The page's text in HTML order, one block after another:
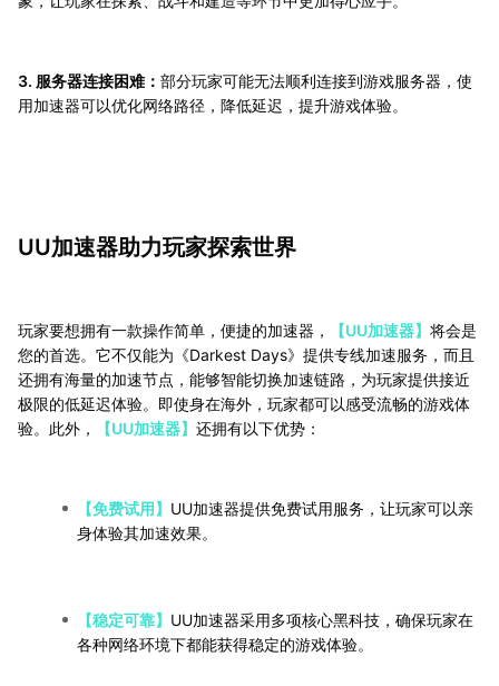
3. 服务器连接困难： 部分玩家可能无法顺利连接到游戏服务器，使
用加速器可以优化网络路径，降低延迟，提升游戏体验。
UU加速器助力玩家探索世界
玩家要想拥有一款操作简单，便捷的加速器， 【UU加速器】 将会是
您的首选。它不仅能为《Darkest Days》提供专线加速服务，而且
还拥有海量的加速节点，能够智能切换加速链路，为玩家提供接近
极限的低延迟体验。即使身在海外，玩家都可以感受流畅的游戏体
验。此外，
【UU加速器】 还拥有以下优势：
【免费试用】 UU加速器提供免费试用服务，让玩家可以亲
身体验其加速效果。
【稳定可靠】 UU加速器采用多项核心黑科技，确保玩家在
各种网络环境下都能获得稳定的游戏体验。